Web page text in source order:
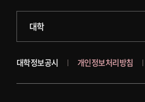
대학
과학기술대학
글로벌비즈니스대학
대학정보공시 개인정보처리방침